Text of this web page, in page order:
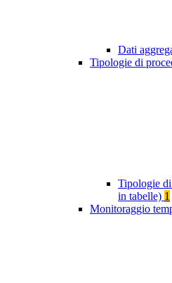
Dati
Tipologie di
Tipologie
in tabelle) 1
Monitoraggio